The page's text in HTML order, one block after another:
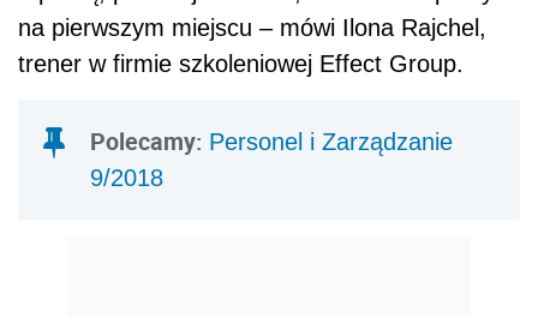
na pierwszym miejscu – mówi Ilona Rajchel,
trener w firmie szkoleniowej Effect Group.
Polecamy: Personel i Zarządzanie
9/2018